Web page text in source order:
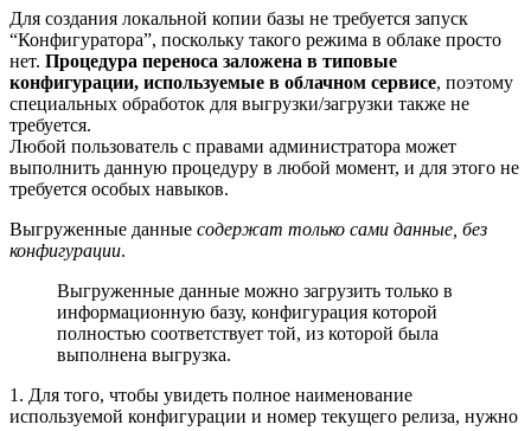
Для создания локальной копии базы не требуется запуск
“Конфигуратора”, поскольку такого режима в облаке просто
нет. Процедура переноса заложена в типовые
конфигурации, используемые в облачном сервисе, поэтому
специальных обработок для выгрузки/загрузки также не
требуется.
Любой пользователь с правами администратора может
выполнить данную процедуру в любой момент, и для этого не
требуется особых навыков.
Выгруженные данные содержат только сами данные, без
конфигурации.
Выгруженные данные можно загрузить только в
информационную базу, конфигурация которой
полностью соответствует той, из которой была
выполнена выгрузка.
1. Для того, чтобы увидеть полное наименование
используемой конфигурации и номер текущего релиза, нужно